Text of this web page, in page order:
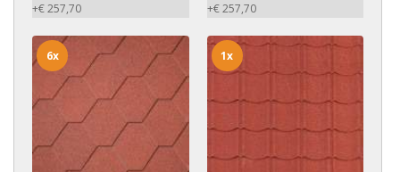
+€ 257,70
+€ 257,70
6x 1x